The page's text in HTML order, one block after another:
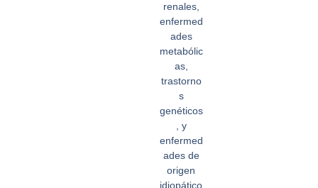
renales,
enfermed
ades
metabólic
as,
trastorno
s
genéticos
, y
enfermed
ades de
origen
idiopático